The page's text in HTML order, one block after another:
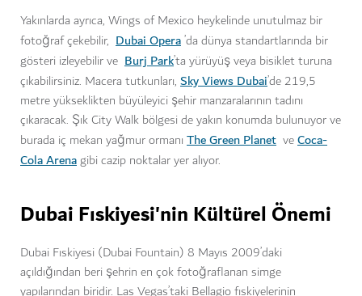
Yakınlarda ayrıca, Wings of Mexico heykelinde unutulmaz bir
fotoğraf çekebilir, Dubai Opera’da dünya standartlarında bir
gösteri izleyebilir ve Burj Park’ta yürüyüş veya bisiklet turuna
çıkabilirsiniz. Macera tutkunları, Sky Views Dubai’de 219,5
metre yükseklikten büyüleyici şehir manzaralarının tadını
çıkaracak. Şık City Walk bölgesi de yakın konumda bulunuyor ve
burada iç mekan yağmur ormanı The Green Planet veCoca-
Cola Arenagibi cazip noktalar yer alıyor.
Dubai Fıskiyesi'nin Kültürel Önemi
Dubai Fıskiyesi (Dubai Fountain) 8 Mayıs 2009’daki
açıldığından beri şehrin en çok fotoğraflanan simge
yapılarından biridir. Las Vegas’taki Bellagio fıskiyelerinin